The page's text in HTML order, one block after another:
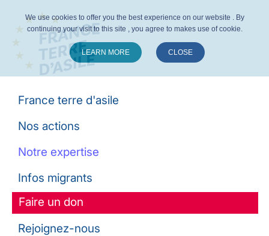
France terre d'asile
Nos actions
Notre expertise
Infos migrants
Faire un don
Rejoignez-nous
We use cookies to offer you the best experience on our website . By
continuing your visit to this site , you agree to makes use of cookie.
LEARN MORE CLOSE